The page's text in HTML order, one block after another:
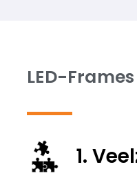
LED-
1.